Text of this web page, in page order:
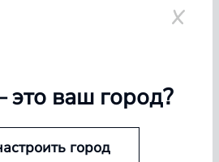
ваш город?
настроить город